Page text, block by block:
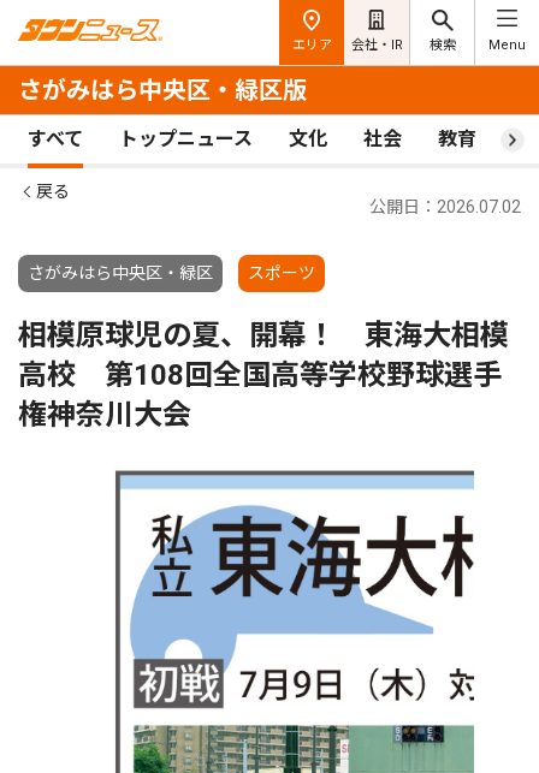
エリア 会社・IR 検索 Menu
さがみはら中央区・緑区版
すべて トップニュース 文化 社会 教育 ス
戻る
さがみはら中央区・緑区 スポーツ
公開日：2026.07.02
相模原球児の夏、開幕！ 東海大相模
高校 第108回全国高等学校野球選手
権神奈川大会